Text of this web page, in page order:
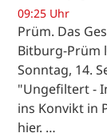
09:25 Uhr
Prüm. Das
Bitburg-Prüm
Sonntag, 14.
"Ungefiltert -
ins Konvikt in
hier. …